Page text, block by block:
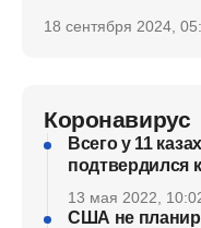
18 сентября 2024,
Коронавирус
Всего у 11
подтвердился
13 мая 2022,
США не